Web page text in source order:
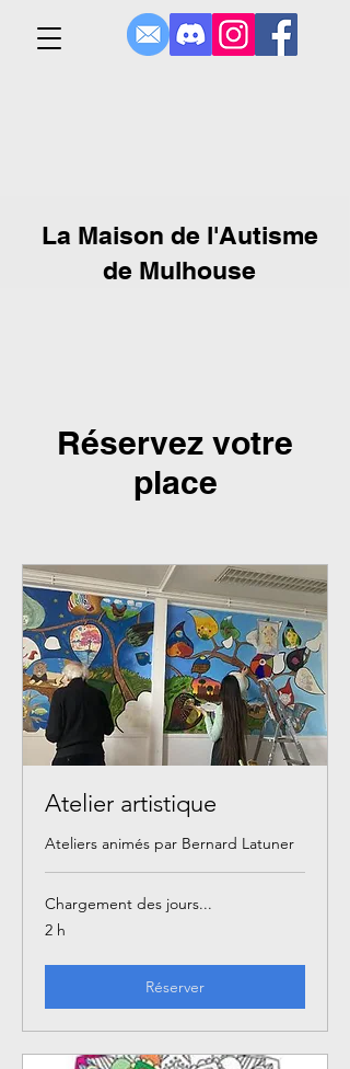
La Maison de l'Autisme
de Mulhouse
Réservez votre
place
Atelier artistique
Ateliers animés par Bernard Latuner
Chargement des jours...
2 h
Réserver